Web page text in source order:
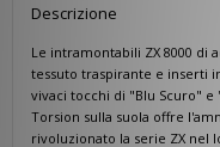
Descrizione
Le intramontabili ZX 8000 di
tessuto traspirante e inserti
vivaci tocchi di "Blu Scuro" e
Torsion sulla suola offre
rivoluzionato la serie ZX nel